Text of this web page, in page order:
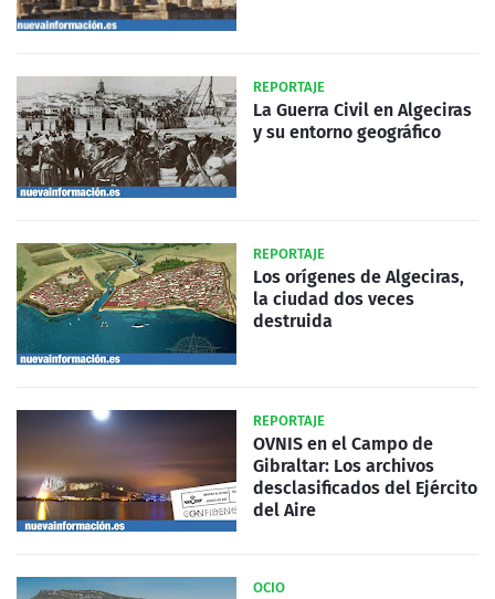
REPORTAJE
La Guerra Civil en Algeciras
y su entorno geográfico
REPORTAJE
Los orígenes de Algeciras,
la ciudad dos veces
destruida
REPORTAJE
OVNIS en el Campo de
Gibraltar: Los archivos
desclasificados del Ejército
del Aire
OCIO